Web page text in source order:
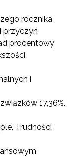
rocznika
przyczyn
procentowy
i
17,36%.
Trudności